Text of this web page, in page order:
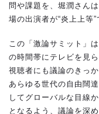
問や課題を、堀潤さん
場の出演者が“炎上上等”
この「激論サミット」
の時間帯にテレビを見
視聴者にも議論のきっ
あらゆる世代の自由闊
してグローバルな目線
となるよう、議論を深